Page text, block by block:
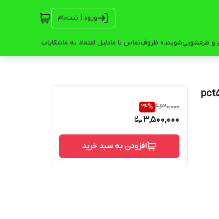
ورود | ثبت‌نام
و ظرفشوییشوینده ظروفتماس با مادلیل اعتماد به ماشکایات
4,620,000
24%
3,500,000
افزودن به سبد خرید